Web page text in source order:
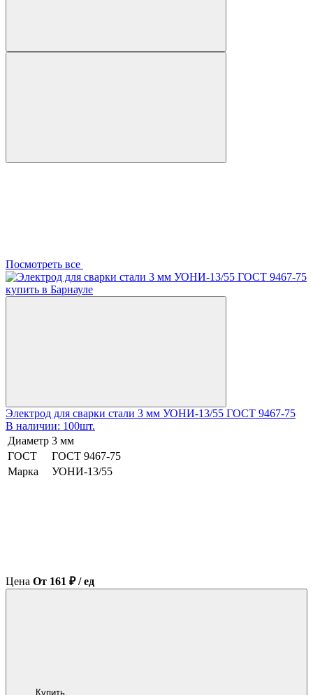
Посмотреть все
Электрод для сварки стали 3 мм УОНИ-13/55 ГОСТ 9467-75
В наличии: 100шт.
Диаметр 3 мм
ГОСТ
ГОСТ 9467-75
Марка
УОНИ-13/55
Цена От 161 ₽ / ед
Купить